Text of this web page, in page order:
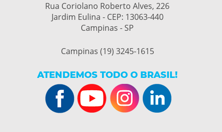
Rua Coriolano Roberto Alves, 226
Jardim Eulina - CEP: 13063-440
Campinas - SP
Campinas (19) 3245-1615
ATENDEMOS TODO O BRASIL!